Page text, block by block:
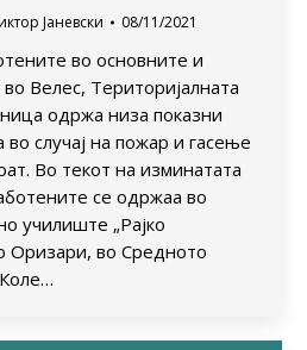
Јаневски 08/11/2021
во основните и
Велес, Територијалната
одржа низа показни
во случај на пожар и гасење
Во текот на изминатата
се одржаа во
училиште „Рајко
Оризари, во Средното